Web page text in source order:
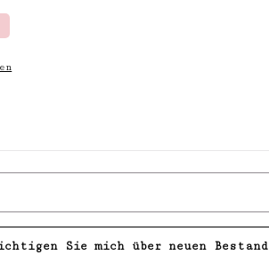
Sie mich über neuen Bestand